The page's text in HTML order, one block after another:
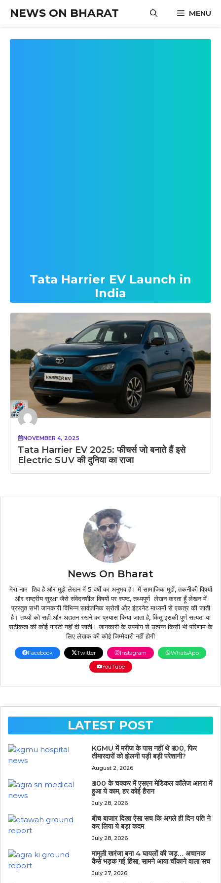
content
NEWS ON BHARAT MENU
Tata Harrier EV Launch in
India
NOVEMBER 4, 2025
Tata Harrier EV 2025: फीचर्स जो बनाते हैं इसे
Electric SUV की दुनिया का राजा
News On Bharat
मेरा नाम शिव है और मुझे लेखन में 5 वर्षों का अनुभव है। मैं सामाजिक मुद्दों, तकनीकी विषयों
और राष्ट्रीय सुरक्षा जैसे संवेदनशील विषयों पर स्पष्ट, तथ्यपूर्ण लेखन करता हूँ लेखन में
प्रस्तुत सभी जानकारी विभिन्न सार्वजनिक स्रोतों और इंटरनेट माध्यमों से एकत्र की जाती
है। तथ्यों को सही और अद्यतन रखने का प्रयास किया जाता है, किंतु इसकी पूर्ण सत्यता या
सटीकता की कोई गारंटी नहीं दी जाती। जानकारी के उपयोग से उत्पन्न किसी भी परिणाम के
लिए लेखक की कोई जिम्मेदारी नहीं होगी
Facebook Twitter Instagram
WhatsApp
YouTube
LATEST POST
KGMU में मरीज के पास नहीं थे ₹100, फिर
तीमारदारों को झेलनी पड़ी बड़ी परेशानी?
August 2, 2026
₹300 के चक्कर में एसएन मेडिकल कॉलेज आगरा में
हुआ ये काम, हर कोई हैरान
July 28, 2026
बीच बाजार दिखा ऐसा सच कि अगले ही दिन पति ने
कर लिया ये बड़ा कदम
July 28, 2026
मामूली खरंजा बना 4 घायलों की जड़… अचानक
कैसे भड़क गई हिंसा, सामने आया चौंकाने वाला सच
July 27, 2026